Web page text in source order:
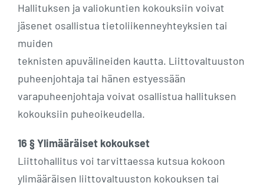
Hallituksen ja valiokuntien kokouksiin voivat
jäsenet osallistua tietoliikenneyhteyksien tai
muiden
teknisten apuvälineiden kautta. Liittovaltuuston
puheenjohtaja tai hänen estyessään
varapuheenjohtaja voivat osallistua hallituksen
kokouksiin puheoikeudella.
16 § Ylimääräiset kokoukset
Liittohallitus voi tarvittaessa kutsua kokoon
ylimääräisen liittovaltuuston kokouksen tai